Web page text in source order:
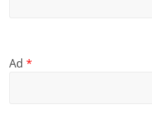
Ad*